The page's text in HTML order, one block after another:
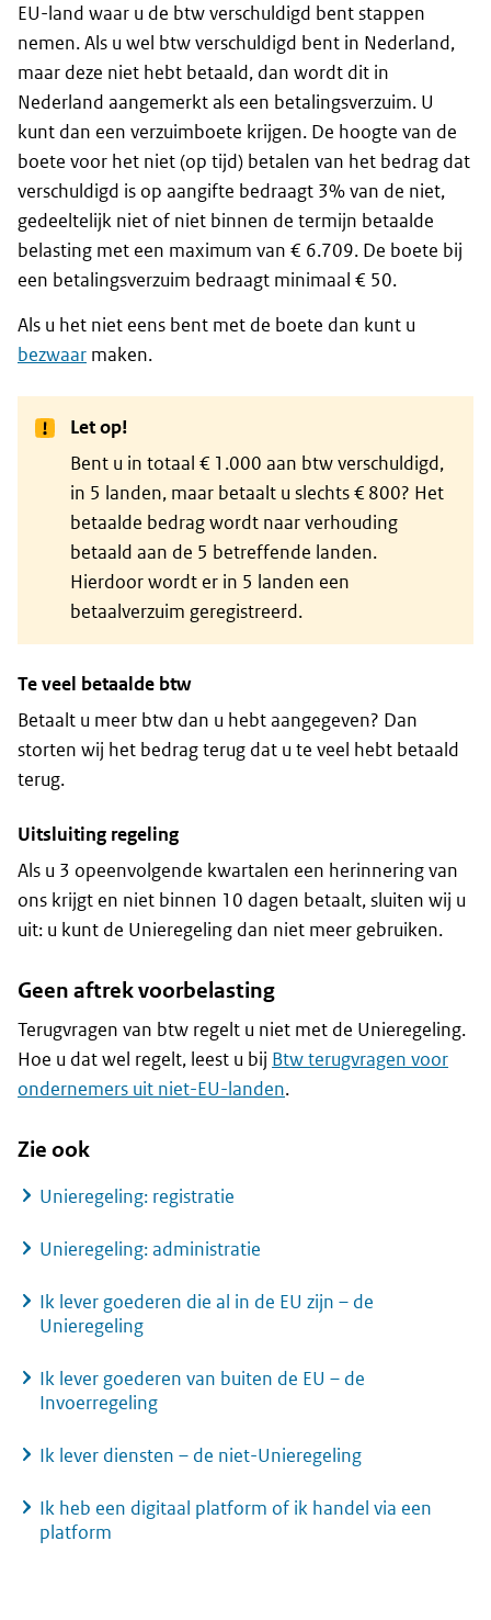
EU-land waar u de btw verschuldigd bent stappen
nemen. Als u wel btw verschuldigd bent in Nederland,
maar deze niet hebt betaald, dan wordt dit in
Nederland aangemerkt als een betalingsverzuim. U
kunt dan een verzuimboete krijgen. De hoogte van de
boete voor het niet (op tijd) betalen van het bedrag dat
verschuldigd is op aangifte bedraagt 3% van de niet,
gedeeltelijk niet of niet binnen de termijn betaalde
belasting met een maximum van € 6.709. De boete bij
een betalingsverzuim bedraagt minimaal € 50.
Als u het niet eens bent met de boete dan kunt u
bezwaar maken.
Let op!
Bent u in totaal € 1.000 aan btw verschuldigd,
in 5 landen, maar betaalt u slechts € 800? Het
betaalde bedrag wordt naar verhouding
betaald aan de 5 betreffende landen.
Hierdoor wordt er in 5 landen een
betaalverzuim geregistreerd.
Te veel betaalde btw
Betaalt u meer btw dan u hebt aangegeven? Dan
storten wij het bedrag terug dat u te veel hebt betaald
terug.
Uitsluiting regeling
Als u 3 opeenvolgende kwartalen een herinnering van
ons krijgt en niet binnen 10 dagen betaalt, sluiten wij u
uit: u kunt de Unieregeling dan niet meer gebruiken.
Geen aftrek voorbelasting
Terugvragen van btw regelt u niet met de Unieregeling.
Hoe u dat wel regelt, leest u bij Btw terugvragen voor
ondernemers uit niet-EU-landen.
Zie ook
Unieregeling: registratie
Unieregeling: administratie
Ik lever goederen die al in de EU zijn – de
Unieregeling
Ik lever goederen van buiten de EU – de
Invoerregeling
Ik lever diensten – de niet-Unieregeling
Ik heb een digitaal platform of ik handel via een
platform